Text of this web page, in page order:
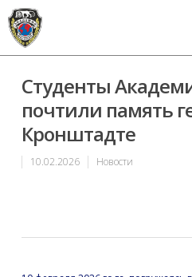
Студенты
почтили память
Кронштадте
10.02.2026 Новости